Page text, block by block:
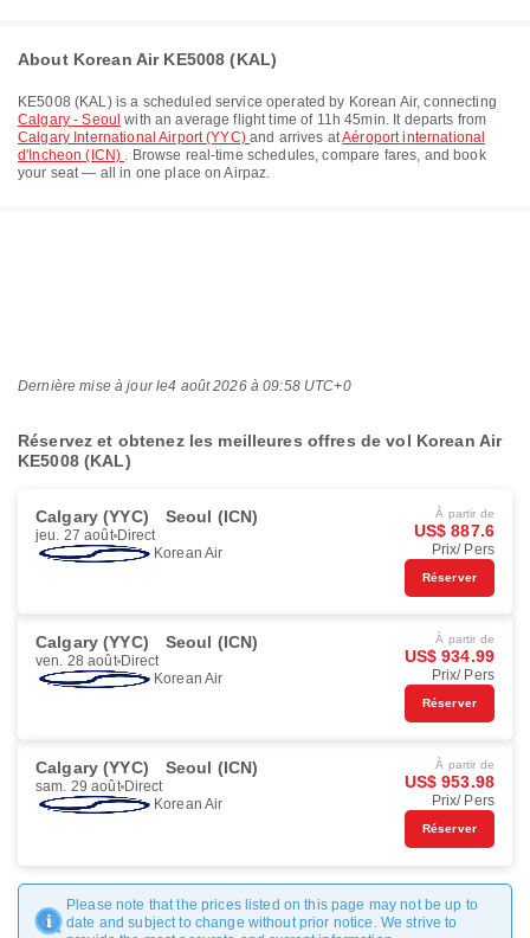
About Korean Air KE5008 (KAL)
KE5008 (KAL) is a scheduled service operated by Korean Air, connecting
Calgary - Seoul with an average flight time of 11h 45min. It departs from
Calgary International Airport (YYC)and arrives atAéroport international
d'Incheon (ICN) . Browse real-time schedules, compare fares, and book
your seat — all in one place on Airpaz.
Dernière mise à jour le4 août 2026 à 09:58 UTC+0
Réservez et obtenez les meilleures offres de vol Korean Air
KE5008 (KAL)
Calgary (YYC) Seoul (ICN)
jeu. 27 août Direct
Korean Air
À partir de
US$ 887.6
Prix/ Pers
Réserver
Calgary (YYC) Seoul (ICN)
ven. 28 août Direct
Korean Air
À partir de
US$ 934.99
Prix/ Pers
Réserver
Calgary (YYC) Seoul (ICN)
sam. 29 août Direct
Korean Air
À partir de
US$ 953.98
Prix/ Pers
Réserver
Please note that the prices listed on this page may not be up to
date and subject to change without prior notice. We strive to